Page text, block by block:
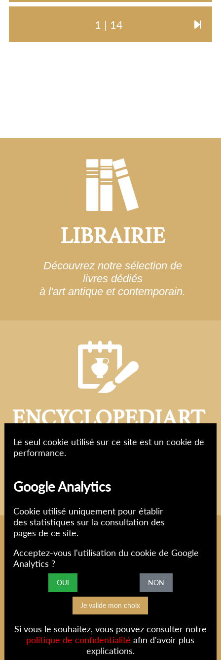
Le seul cookie utilisé sur ce site est un cookie de
performance.
Google Analytics
Cookie utilisé uniquement pour établir
des statistiques sur la consultation des
pages de ce site.
Acceptez-vous l'utilisation du cookie de Google
Analytics ?
OUI NON
Si vous le souhaitez, vous pouvez consulter notre
politique de confidentialité afin d'avoir plus
explications.
1 | 14
LIBRAIRIE
Découvrez notre sélection de
livres dédiés
à l'art antique et contemporain.
ENCYCLOPEDIART
Fiches d'informations sur le
...
Genève, Suisse
Conditions Générales de Vente (CGV)
Conditions Générales d'Utilisation (CGU)
Politique de confidentialité
© Copyright 2020 - 2026 Web design by Studiostrob